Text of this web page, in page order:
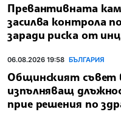
Превантивната
засилва контрола
заради риска от
06.08.2026 19:58 БЪЛГАРИЯ
Общинският съвет
изпълняващ
прие решения по